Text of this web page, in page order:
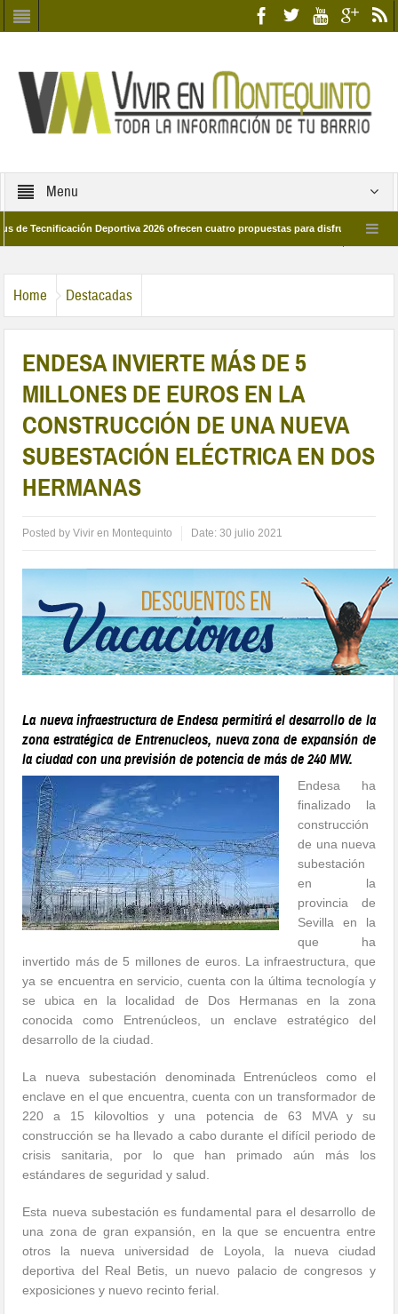
Menu
Deportiva 2026 ofrecen cuatro propuestas para disfrutar del deporte
Home Destacadas
ENDESA INVIERTE MÁS DE 5
MILLONES DE EUROS EN LA
CONSTRUCCIÓN DE UNA NUEVA
SUBESTACIÓN ELÉCTRICA EN DOS
HERMANAS
Posted byVivir en Montequinto Date:30 julio 2021
La nueva infraestructura de Endesa permitirá el desarrollo de la
zona estratégica de Entrenucleos, nueva zona de expansión de
la ciudad con una previsión de potencia de más de 240 MW.
Endesa ha
finalizado la
construcción
de una nueva
subestación
en la
provincia de
Sevilla en la
que ha
invertido más de 5 millones de euros. La infraestructura, que
ya se encuentra en servicio, cuenta con la última tecnología y
se ubica en la localidad de Dos Hermanas en la zona
conocida como Entrenúcleos, un enclave estratégico del
desarrollo de la ciudad.
La nueva subestación denominada Entrenúcleos como el
enclave en el que encuentra, cuenta con un transformador de
220 a 15 kilovoltios y una potencia de 63 MVA y su
construcción se ha llevado a cabo durante el difícil periodo de
crisis sanitaria, por lo que han primado aún más los
estándares de seguridad y salud.
Esta nueva subestación es fundamental para el desarrollo de
una zona de gran expansión, en la que se encuentra entre
otros la nueva universidad de Loyola, la nueva ciudad
deportiva del Real Betis, un nuevo palacio de congresos y
exposiciones y nuevo recinto ferial.